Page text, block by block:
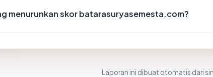
menurunkan skor batarasuryasemesta.com?
Laporan ini dibuat otomatis dari